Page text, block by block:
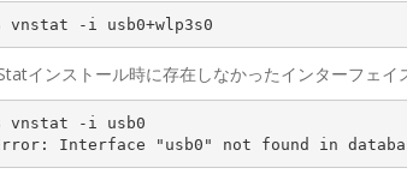
vnstat -i usb0+wlp3s0
インストール時に存在しなかったインターフェイ
vnstat -i usb0
Interface "usb0" not found in